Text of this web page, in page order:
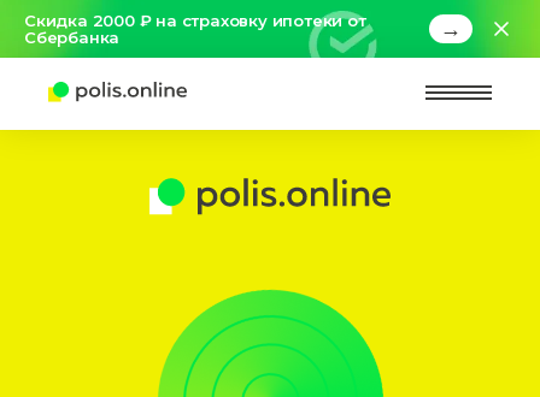
Скидка 2000 ₽ на страховку ипотеки от
Сбербанка
→